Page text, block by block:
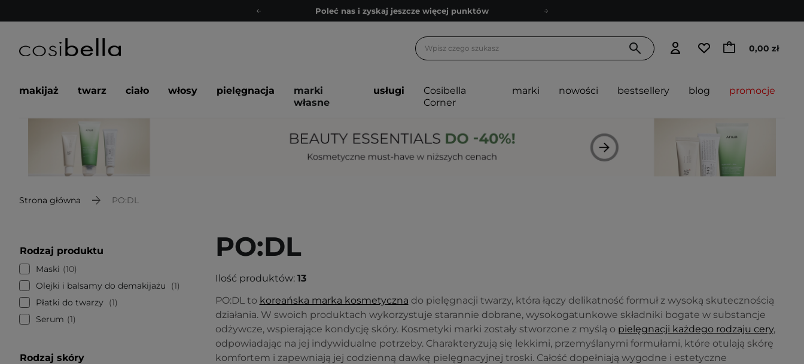
Poleć nas i zyskaj jeszcze więcej punktów
Bezpłatne konsultacje kosmetologiczne
Poleć nas i zyskaj jeszcze więcej punktów
0,00 zł
makijaż twarz ciało włosy pielęgnacja
marki
własne
usługi
Cosibella
Corner
marki nowości bestsellery blog promocje
Strona główna PO:DL
Rodzaj produktu
Maski
10
Olejki i balsamy do demakijażu
1
Płatki do twarzy
1
Serum
1
Rodzaj skóry
PO:DL
Ilość produktów: 13
PO:DL to koreańska marka kosmetyczna do pielęgnacji twarzy, która łączy delikatność formuł z wysoką skutecznością
działania. W swoich produktach wykorzystuje starannie dobrane, wysokogatunkowe składniki bogate w substancje
odżywcze, wspierające kondycję skóry. Kosmetyki marki zostały stworzone z myślą o pielęgnacji każdego rodzaju cery,
odpowiadając na jej indywidualne potrzeby. Charakteryzują się lekkimi, przemyślanymi formułami, które otulają skórę
komfortem i zapewniają jej codzienną dawkę pielęgnacyjnej troski. Całość dopełniają wygodne i estetyczne